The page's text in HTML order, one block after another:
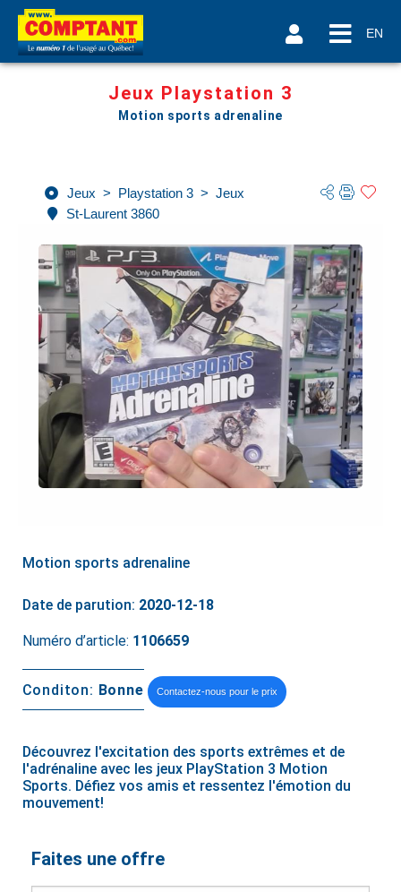
EN
Jeux Playstation 3
Motion sports adrenaline
Jeux > Playstation 3 > Jeux
St-Laurent 3860
Motion sports adrenaline
Date de parution: 2020-12-18
Numéro d’article: 1106659
Conditon: Bonne Contactez-nous pour le prix
Découvrez l'excitation des sports extrêmes et de
l'adrénaline avec les jeux PlayStation 3 Motion
Sports. Défiez vos amis et ressentez l'émotion du
mouvement!
Faites une offre